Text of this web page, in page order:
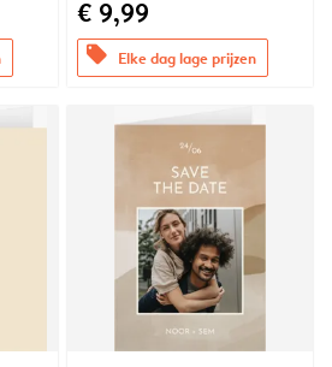
€ 9,99
offers Elke dag lage prijzen